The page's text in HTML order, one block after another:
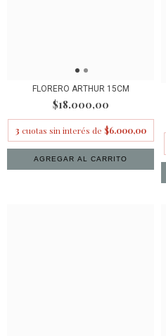
FLORERO ARTHUR 15CM
$18.000,00
3 cuotas sin interés de $6.000,00